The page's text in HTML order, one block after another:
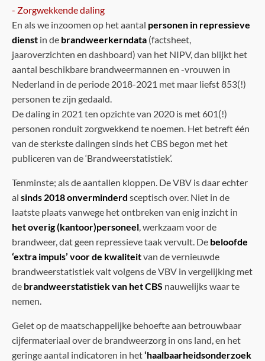
- Zorgwekkende daling
En als we inzoomen op het aantal personen in repressieve
dienst in de brandweerkerndata (factsheet,
jaaroverzichten en dashboard) van het NIPV, dan blijkt het
aantal beschikbare brandweermannen en -vrouwen in
Nederland in de periode 2018-2021 met maar liefst 853(!)
personen te zijn gedaald.
De daling in 2021 ten opzichte van 2020 is met 601(!)
personen ronduit zorgwekkend te noemen. Het betreft één
van de sterkste dalingen sinds het CBS begon met het
publiceren van de ‘Brandweerstatistiek’.
Tenminste; als de aantallen kloppen. De VBV is daar echter
al sinds 2018 onverminderd sceptisch over. Niet in de
laatste plaats vanwege het ontbreken van enig inzicht in
het overig (kantoor)personeel, werkzaam voor de
brandweer, dat geen repressieve taak vervult. De beloofde
‘extra impuls’ voor de kwaliteitvan de vernieuwde
brandweerstatistiek valt volgens de VBV in vergelijking met
de brandweerstatistiek van het CBS nauwelijks waar te
nemen.
Gelet op de maatschappelijke behoefte aan betrouwbaar
cijfermateriaal over de brandweerzorg in ons land, en het
geringe aantal indicatoren in het‘haalbaarheidsonderzoek